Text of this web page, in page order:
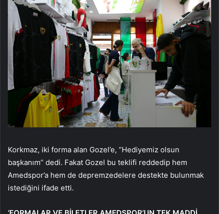
Korkmaz, iki forma alan Gozel’e, “Hediyemiz olsun
başkanım’’ dedi. Fakat Gozel bu teklifi reddedip hem
Amedspor’a hem de depremzedelere destekte bulunmak
istediğini ifade etti.